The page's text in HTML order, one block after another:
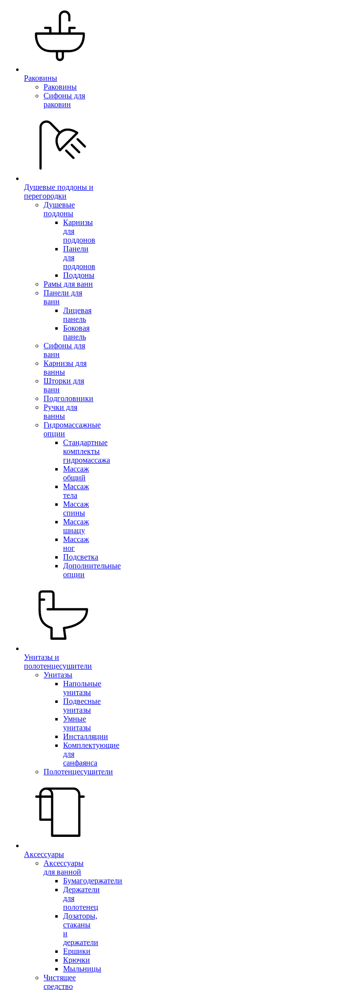
Раковины
Раковины
Сифоны для
раковин
Душевые поддоны и
перегородки
Душевые
поддоны
Карнизы
для
поддонов
Панели
для
поддонов
Поддоны
Рамы для ванн
Панели для
ванн
Лицевая
панель
Боковая
панель
Сифоны для
ванн
Карнизы для
ванны
Шторки для
ванн
Подголовники
Ручки для
ванны
Гидромассажные
опции
Стандартные
комплекты
гидромассажа
Массаж
общий
Массаж
тела
Массаж
спины
Массаж
шиацу
Массаж
ног
Подсветка
Дополнительные
опции
Унитазы и
полотенцесушители
Унитазы
Напольные
унитазы
Подвесные
унитазы
Умные
унитазы
Инсталляции
Комплектующие
для
санфаянса
Полотенцесушители
Аксессуары
Аксессуары
для ванной
Бумагодержатели
Держатели
для
полотенец
Дозаторы,
стаканы
и
держатели
Ершики
Крючки
Мыльницы
Чистящее
средство